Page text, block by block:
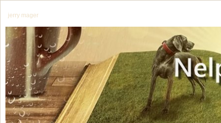
jerry mager